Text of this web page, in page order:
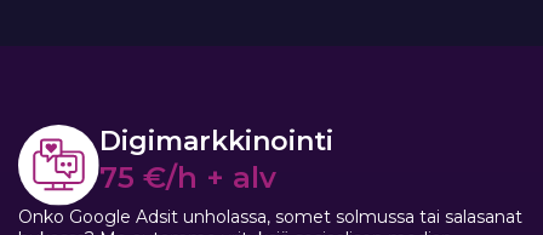
Digimarkkinointi
75 €/h + alv
Onko Google Adsit unholassa, somet solmussa tai salasanat